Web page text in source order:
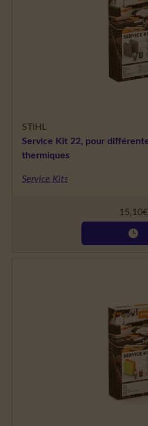
STIHL
Service Kit 22, pour
thermiques
Service Kits
15,10€